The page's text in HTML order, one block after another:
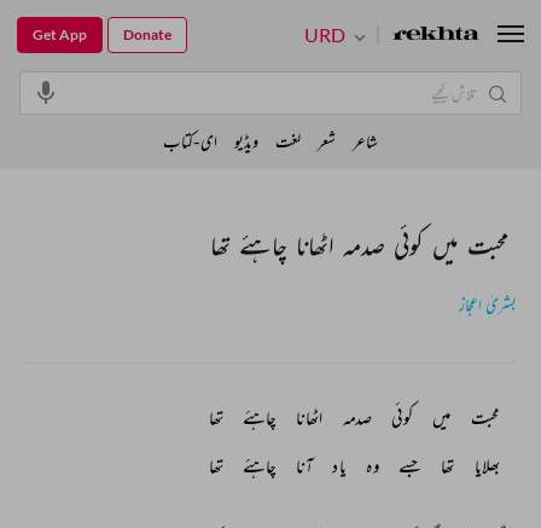
محبت میں کوئی صدمہ اٹھانا چاہئے تھا
بشریٰ اعجاز
محبت میں کوئی صدمہ اٹھانا چاہئے تھا
بھلایا تھا جسے وہ یاد آنا چاہئے تھا
URD
Get App Donate
شاعر شعر لغت ویڈیو ای-کتاب